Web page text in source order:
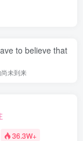
to believe that
未到来
36.3W+